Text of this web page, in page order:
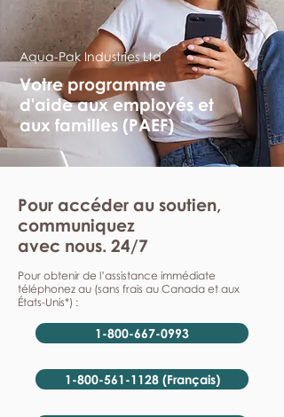
Aqua-Pak Industries Ltd
Votre programme
d'aide aux employés et
aux familles (PAEF)
Pour accéder au soutien,
communiquez
avec nous. 24/7
Pour obtenir de l’assistance immédiate
téléphonez au (sans frais au Canada et aux
États-Unis*) :
1-800-667-0993
1-800-561-1128 (Français)